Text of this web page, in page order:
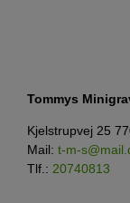
Tommys
Kjelstrupvej 25
Mail: t-m-
Tlf.: 20740813